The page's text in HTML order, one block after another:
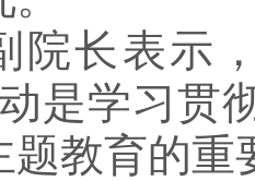
院长表示
是学习贯
题教育的